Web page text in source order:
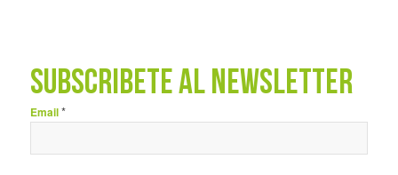
SUBSCRÍBETE AL NEWSLETTER
Email*